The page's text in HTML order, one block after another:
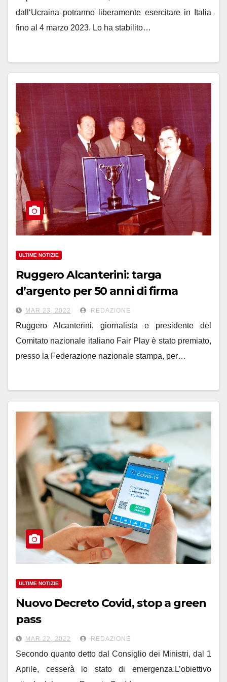
dall‘Ucraina potranno liberamente esercitare in Italia
fino al 4 marzo 2023. Lo ha stabilito…
ULTIME NOTIZIE
Ruggero Alcanterini: targa
d’argento per 50 anni di firma
MAR 23, 2022 REDAZIONE
Ruggero Alcanterini, giornalista e presidente del
Comitato nazionale italiano Fair Play è stato premiato,
presso la Federazione nazionale stampa, per…
ULTIME NOTIZIE
Nuovo Decreto Covid, stop a green
pass
MAR 22, 2022 REDAZIONE
Secondo quanto detto dal Consiglio dei Ministri, dal 1
Aprile, cesserà lo stato di emergenza.L’obiettivo